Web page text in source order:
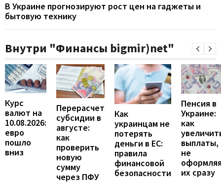
В Украине прогнозируют рост цен на гаджеты и
бытовую технику
Внутри "Финансы bigmir)net"
Курс
валют на
10.08.2026:
евро
пошло
вниз
Перерасчет
субсидии в
августе:
как
проверить
новую
сумму
через ПФУ
Как
украинцам не
потерять
деньги в ЕС:
правила
финансовой
безопасности
Пенсия в
Украине:
как
выплаты,
не
их сразу